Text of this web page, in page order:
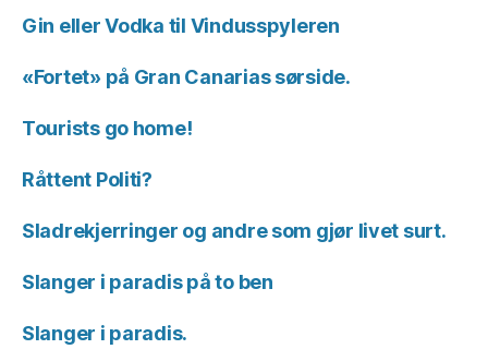
Gin eller Vodka til Vindusspyleren
«Fortet» på Gran Canarias sørside.
Tourists go home!
Råttent Politi?
Sladrekjerringer og andre som gjør livet surt.
Slanger i paradis på to ben
Slanger i paradis.